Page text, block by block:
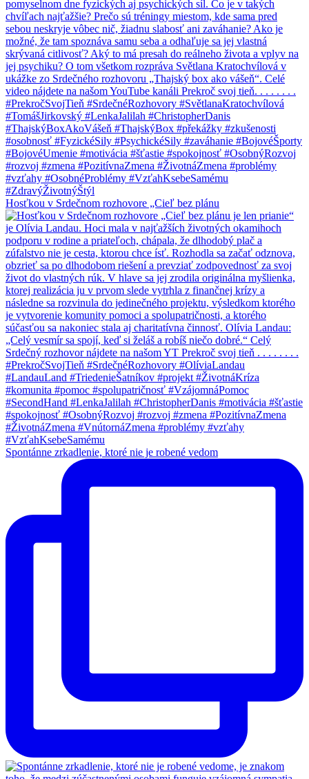
Hosťkou v Srdečnom rozhovore „Cieľ bez plánu
Spontánne zrkadlenie, ktoré nie je robené vedom